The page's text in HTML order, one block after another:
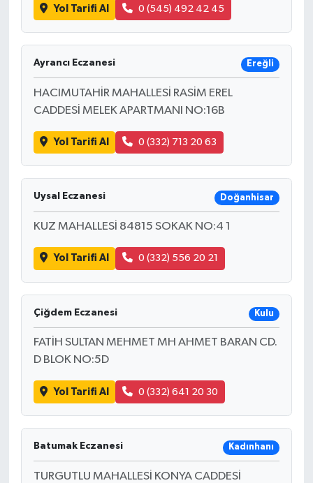
Yol Tarifi Al 0 (545) 492 42 45
Ayrancı Eczanesi Ereğli
HACIMUTAHİR MAHALLESİ RASİM EREL
CADDESİ MELEK APARTMANI NO:16B
Yol Tarifi Al 0 (332) 713 20 63
Uysal Eczanesi Doğanhisar
KUZ MAHALLESİ 84815 SOKAK NO:4 1
Yol Tarifi Al 0 (332) 556 20 21
Çiğdem Eczanesi Kulu
FATİH SULTAN MEHMET MH AHMET BARAN CD.
D BLOK NO:5D
Yol Tarifi Al 0 (332) 641 20 30
Batumak Eczanesi Kadınhanı
TURGUTLU MAHALLESİ KONYA CADDESİ